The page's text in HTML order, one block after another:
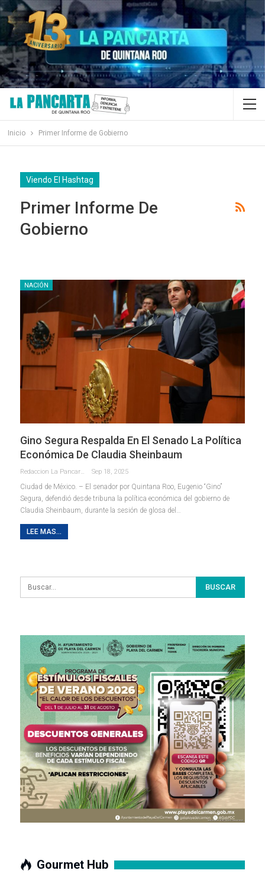
Inicio Primer Informe de Gobierno
Viendo El Hashtag
Primer Informe De
Gobierno
NACIÓN
Gino Segura Respalda En El Senado La Política
Económica De Claudia Sheinbaum
Redaccion La Pancarta De Quintana Roo Sep 18, 2025
Ciudad de México. – El senador por Quintana Roo, Eugenio “Gino”
Segura, defendió desde tribuna la política económica del gobierno de
Claudia Sheinbaum, durante la sesión de glosa del …
LEE MAS...
Gourmet Hub